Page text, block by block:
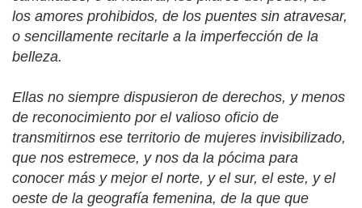
los amores prohibidos, de los puentes sin atravesar,
o sencillamente recitarle a la imperfección de la
belleza.
Ellas no siempre dispusieron de derechos, y menos
de reconocimiento por el valioso oficio de
transmitirnos ese territorio de mujeres invisibilizado,
que nos estremece, y nos da la pócima para
conocer más y mejor el norte, y el sur, el este, y el
oeste de la geografía femenina, de la que que